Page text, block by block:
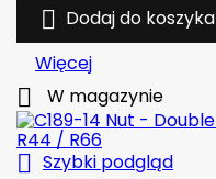
 Dodaj do koszyka
Więcej
 W magazynie
 Szybki podgląd